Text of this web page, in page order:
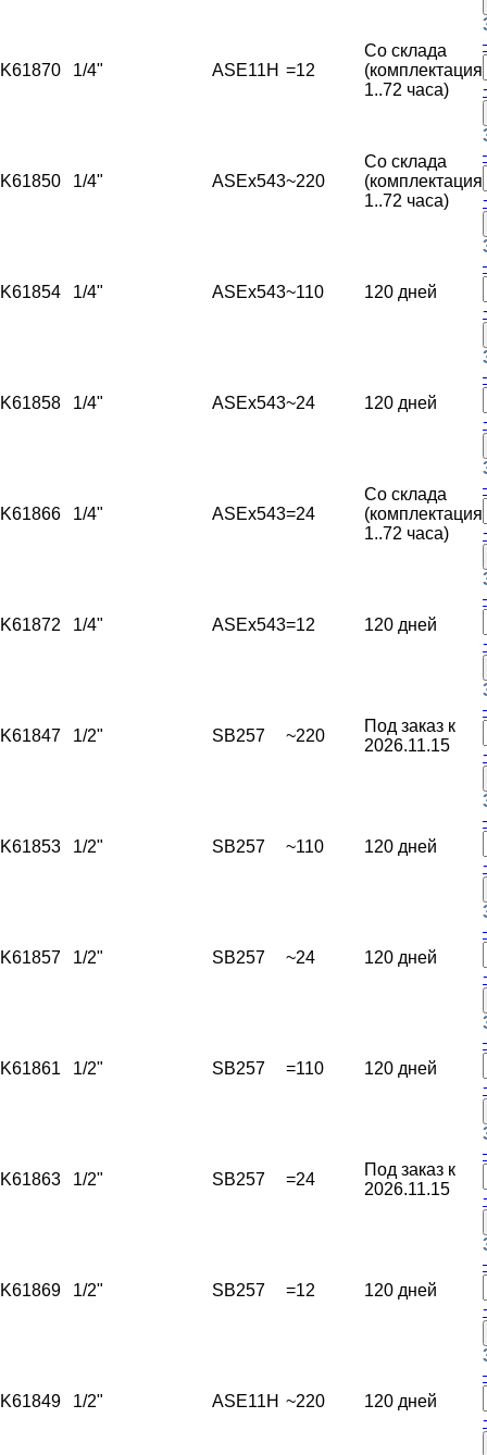
K61870 1/4" ASE11H =12
Со склада
(комплектация
1..72 часа)
K61850 1/4" ASEx543~220
Со склада
(комплектация
1..72 часа)
K61854 1/4" ASEx543~110 120 дней
K61858 1/4" ASEx543~24 120 дней
K61866 1/4" ASEx543=24
Со склада
(комплектация
1..72 часа)
K61872 1/4" ASEx543=12 120 дней
K61847 1/2" SB257 ~220
Под заказ к
2026.11.15
K61853 1/2" SB257 ~110 120 дней
K61857 1/2" SB257 ~24 120 дней
K61861 1/2" SB257 =110 120 дней
K61863 1/2" SB257 =24
Под заказ к
2026.11.15
K61869 1/2" SB257 =12 120 дней
K61849 1/2" ASE11H ~220 120 дней